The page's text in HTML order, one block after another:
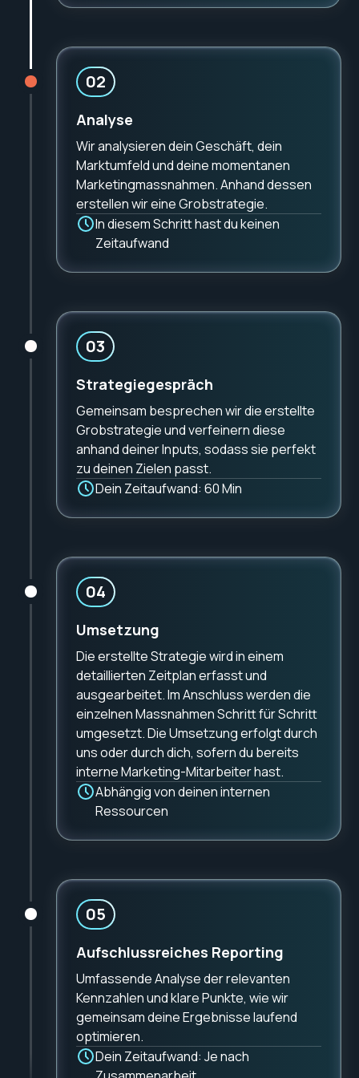
Erstellung überzeugender Inhalte, die
anregen
Falls nötig: Neu-Strukturierung der
Webseite für eine intuitive Navigation und
Analyse
02
Wir analysieren dein Geschäft, dein
Marktumfeld und deine momentanen
Marketingmassnahmen. Anhand dessen
erstellen wir eine Grobstrategie.
In diesem Schritt hast du keinen
Zeitaufwand
Strategiegespräch
03
Gemeinsam besprechen wir die erstellte
Grobstrategie und verfeinern diese
anhand deiner Inputs, sodass sie perfekt
zu deinen Zielen passt.
Dein Zeitaufwand: 60 Min
Umsetzung
04
Die erstellte Strategie wird in einem
detaillierten Zeitplan erfasst und
ausgearbeitet. Im Anschluss werden die
einzelnen Massnahmen Schritt für Schritt
umgesetzt. Die Umsetzung erfolgt durch
uns oder durch dich, sofern du bereits
interne Marketing-Mitarbeiter hast.
Abhängig von deinen internen
Ressourcen
Aufschlussreiches Reporting
05
Umfassende Analyse der relevanten
Kennzahlen und klare Punkte, wie wir
gemeinsam deine Ergebnisse laufend
optimieren.
Dein Zeitaufwand: Je nach